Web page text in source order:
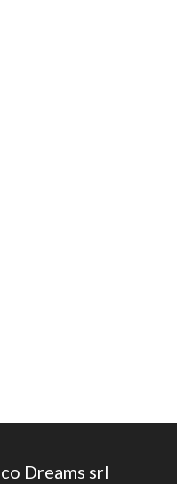
Dreams srl